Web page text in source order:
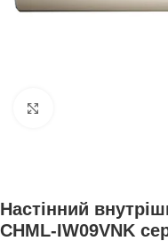
Настінний
CHML-IW09VNK